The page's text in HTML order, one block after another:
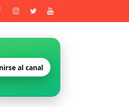
Valenciana
al canal